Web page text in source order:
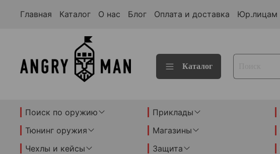
Главная Каталог О нас Блог Оплата и доставка Юр.лицам
Каталог
Поиск по оружию Приклады
Тюнинг оружия
Магазины
Чехлы и кейсы
Защита